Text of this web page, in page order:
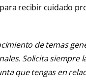
recibir cuidado
de temas
Solicita siempre
que tengas en